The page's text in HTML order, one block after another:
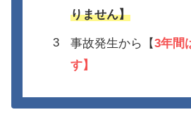
りません】
事故発生から【3年間
す】